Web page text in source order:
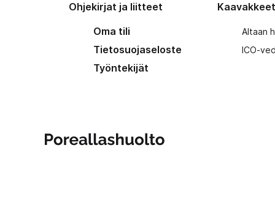
Ohjekirjat ja liitteet
Oma tili
Tietosuojaseloste
Työntekijät
Kaavakkeet
Altaan
ICO-
Poreallashuolto